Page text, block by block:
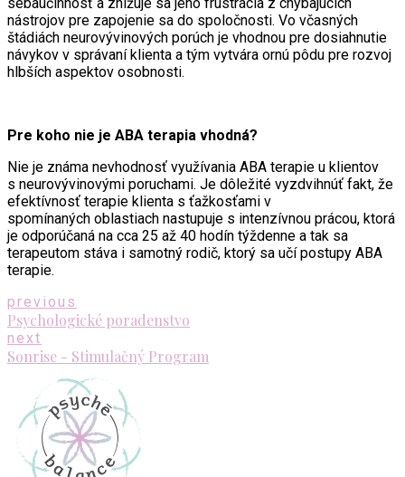
nástrojov pre zapojenie sa do spoločnosti. Vo včasných
štádiách neurovývinových porúch je vhodnou pre dosiahnutie
návykov v správaní klienta a tým vytvára ornú pôdu pre rozvoj
hlbších aspektov osobnosti.
Pre koho nie je ABA terapia vhodná?
Nie je známa nevhodnosť využívania ABA terapie u klientov
s neurovývinovými poruchami. Je dôležité vyzdvihnúť fakt, že
efektívnosť terapie klienta s ťažkosťami v
spomínaných oblastiach nastupuje s intenzívnou prácou, ktorá
je odporúčaná na cca 25 až 40 hodín týždenne a tak sa
terapeutom stáva i samotný rodič, ktorý sa učí postupy ABA
terapie.
previous
Psychologické poradenstvo
next
Sonrise - Stimulačný Program